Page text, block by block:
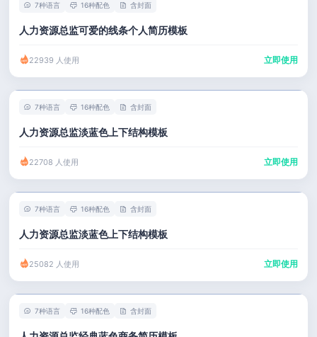
7种语言 16种配色 含封面
人力资源总监可爱的线条个人简历模板
22939 人使用 立即使用
7种语言 16种配色 含封面
人力资源总监淡蓝色上下结构模板
22708 人使用 立即使用
7种语言 16种配色 含封面
人力资源总监淡蓝色上下结构模板
25082 人使用 立即使用
7种语言 16种配色 含封面